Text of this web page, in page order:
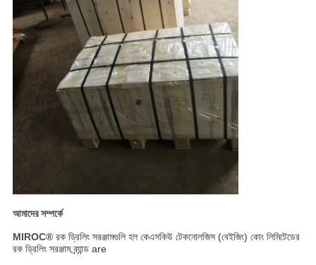
আমাদের সম্পর্কে
MIROC®রক ড্রিলিং সরঞ্জামগুলি হল কেএসকিউ টেকনোলজিস (বেইজিং) কোং লিমিটেডের
রক ড্রিলিং সরঞ্জাম ব্র্যান্ড are